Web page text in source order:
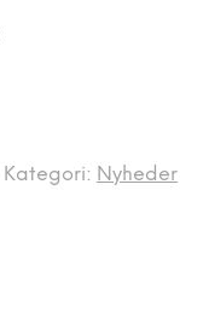
Kategori: Nyheder